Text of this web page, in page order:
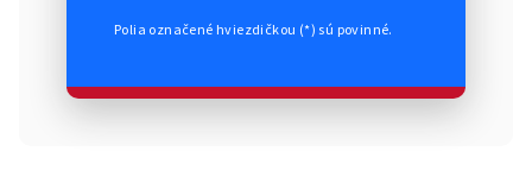
Polia označené hviezdičkou (*) sú povinné.